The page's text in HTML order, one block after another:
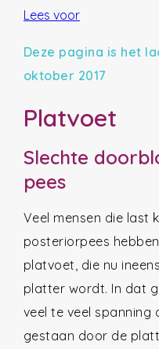
Lees voor
Deze pagina is het
oktober 2017
Platvoet
Slechte
pees
Veel mensen die last
posteriorpees
platvoet, die nu
platter wordt. In dat
veel te veel
gestaan door de